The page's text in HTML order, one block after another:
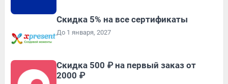
Скидка 5% на все сертификаты
До 1 января, 2027
Скидка 500 ₽ на первый заказ от
2000 ₽